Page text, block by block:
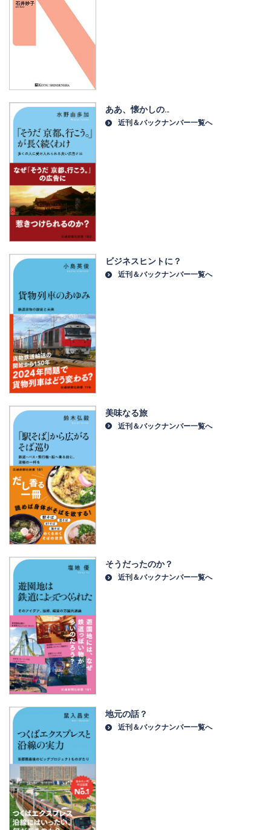
ああ、懐かしの…
近刊＆バックナンバー一覧へ
ビジネスヒントに？
近刊＆バックナンバー一覧へ
美味なる旅
近刊＆バックナンバー一覧へ
そうだったのか？
近刊＆バックナンバー一覧へ
地元の話？
近刊＆バックナンバー一覧へ